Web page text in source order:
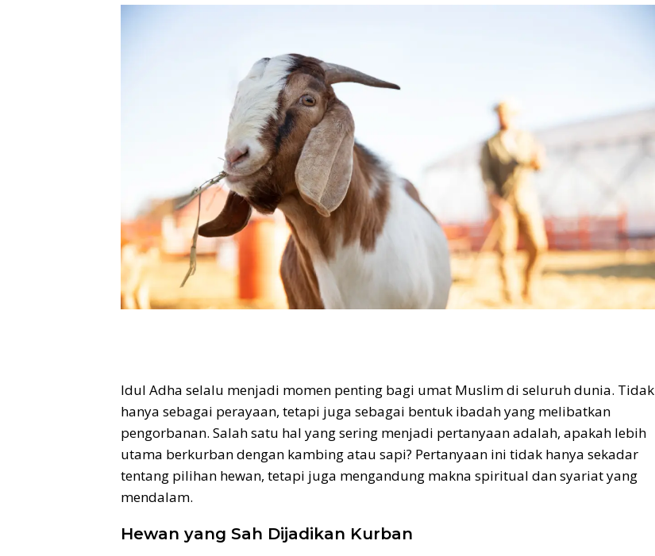
Idul Adha selalu menjadi momen penting bagi umat Muslim di seluruh dunia. Tidak
hanya sebagai perayaan, tetapi juga sebagai bentuk ibadah yang melibatkan
pengorbanan. Salah satu hal yang sering menjadi pertanyaan adalah, apakah lebih
utama berkurban dengan kambing atau sapi? Pertanyaan ini tidak hanya sekadar
tentang pilihan hewan, tetapi juga mengandung makna spiritual dan syariat yang
mendalam.
Hewan yang Sah Dijadikan Kurban